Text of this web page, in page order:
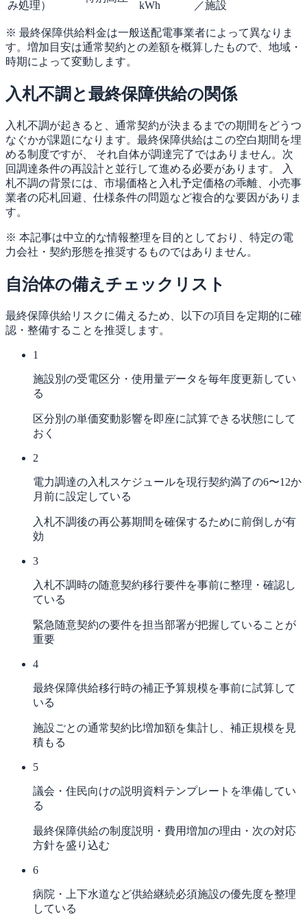
み処理） kWh ／施設
※ 最終保障供給料金は一般送配電事業者によって異なりま
す。増加目安は通常契約との差額を概算したもので、地域・
時期によって変動します。
入札不調と最終保障供給の関係
入札不調が起きると、通常契約が決まるまでの期間をどうつ
なぐかが課題になります。最終保障供給はこの空白期間を埋
める制度ですが、 それ自体が調達完了ではありません。次
回調達条件の再設計と並行して進める必要があります。 入
札不調の背景には、市場価格と入札予定価格の乖離、小売事
業者の応札回避、仕様条件の問題など複合的な要因がありま
す。
※ 本記事は中立的な情報整理を目的としており、特定の電
力会社・契約形態を推奨するものではありません。
自治体の備えチェックリスト
最終保障供給リスクに備えるため、以下の項目を定期的に確
認・整備することを推奨します。
1
施設別の受電区分・使用量データを毎年度更新してい
る
区分別の単価変動影響を即座に試算できる状態にして
おく
2
電力調達の入札スケジュールを現行契約満了の6〜12か
月前に設定している
入札不調後の再公募期間を確保するために前倒しが有
効
3
入札不調時の随意契約移行要件を事前に整理・確認し
ている
緊急随意契約の要件を担当部署が把握していることが
重要
4
最終保障供給移行時の補正予算規模を事前に試算して
いる
施設ごとの通常契約比増加額を集計し、補正規模を見
積もる
5
議会・住民向けの説明資料テンプレートを準備してい
る
最終保障供給の制度説明・費用増加の理由・次の対応
方針を盛り込む
6
病院・上下水道など供給継続必須施設の優先度を整理
している